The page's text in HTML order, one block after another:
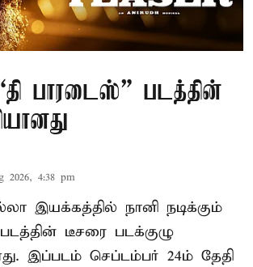
பாரடைஸ்” படத்தின்
2026, 4:38 pm
இயக்கத்தில் நானி நடிக்கும்
டீசரை படக்குழு
இப்படம் செப்டம்பர் 24ம் தேதி